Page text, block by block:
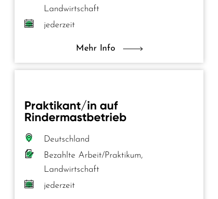
Landwirtschaft
jederzeit
Mehr Info
Praktikant/in auf
Rindermastbetrieb
Deutschland
Bezahlte Arbeit/Praktikum,
Landwirtschaft
jederzeit